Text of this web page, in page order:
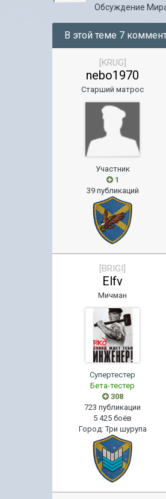
Обсуждение
В этой теме 7
[KRUG]
nebo1970
Старший матрос
Участник
1
39 публикаций
[BRIGI]
Elfv
Мичман
Супертестер
Бета-тестер
308
723 публикации
5 425 боёв
Город:Три шурупа